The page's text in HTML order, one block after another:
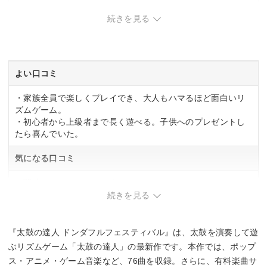
2022年9月22日
続きを見る
よい口コミ
・家族全員で楽しくプレイでき、大人もハマるほど面白いリ
ズムゲーム。
・初心者から上級者まで長く遊べる。子供へのプレゼントし
たら喜んでいた。
気になる口コミ
続きを見る
『太鼓の達人 ドンダフルフェスティバル』は、太鼓を演奏して遊
ぶリズムゲーム「太鼓の達人」の最新作です。本作では、ポップ
ス・アニメ・ゲーム音楽など、76曲を収録。さらに、有料楽曲サ